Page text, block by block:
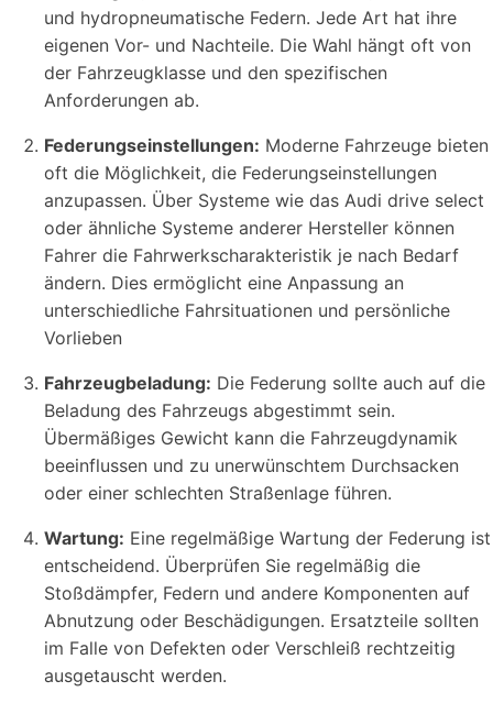
und hydropneumatische Federn. Jede Art hat ihre
eigenen Vor- und Nachteile. Die Wahl hängt oft von
der Fahrzeugklasse und den spezifischen
Anforderungen ab.
Federungseinstellungen: Moderne Fahrzeuge bieten
oft die Möglichkeit, die Federungseinstellungen
anzupassen. Über Systeme wie das Audi drive select
oder ähnliche Systeme anderer Hersteller können
Fahrer die Fahrwerkscharakteristik je nach Bedarf
ändern. Dies ermöglicht eine Anpassung an
unterschiedliche Fahrsituationen und persönliche
Vorlieben
Fahrzeugbeladung: Die Federung sollte auch auf die
Beladung des Fahrzeugs abgestimmt sein.
Übermäßiges Gewicht kann die Fahrzeugdynamik
beeinflussen und zu unerwünschtem Durchsacken
oder einer schlechten Straßenlage führen.
Wartung: Eine regelmäßige Wartung der Federung ist
entscheidend. Überprüfen Sie regelmäßig die
Stoßdämpfer, Federn und andere Komponenten auf
Abnutzung oder Beschädigungen. Ersatzteile sollten
im Falle von Defekten oder Verschleiß rechtzeitig
ausgetauscht werden.